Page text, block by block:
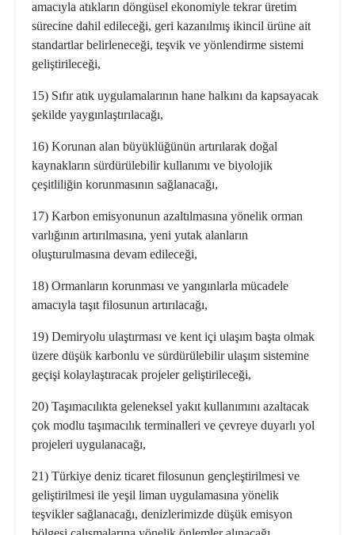
amacıyla atıkların döngüsel ekonomiyle tekrar üretim
sürecine dahil edileceği, geri kazanılmış ikincil ürüne ait
standartlar belirleneceği, teşvik ve yönlendirme sistemi
geliştirileceği,
15) Sıfır atık uygulamalarının hane halkını da kapsayacak
şekilde yaygınlaştırılacağı,
16) Korunan alan büyüklüğünün artırılarak doğal
kaynakların sürdürülebilir kullanımı ve biyolojik
çeşitliliğin korunmasının sağlanacağı,
17) Karbon emisyonunun azaltılmasına yönelik orman
varlığının artırılmasına, yeni yutak alanların
oluşturulmasına devam edileceği,
18) Ormanların korunması ve yangınlarla mücadele
amacıyla taşıt filosunun artırılacağı,
19) Demiryolu ulaştırması ve kent içi ulaşım başta olmak
üzere düşük karbonlu ve sürdürülebilir ulaşım sistemine
geçişi kolaylaştıracak projeler geliştirileceği,
20) Taşımacılıkta geleneksel yakıt kullanımını azaltacak
çok modlu taşımacılık terminalleri ve çevreye duyarlı yol
projeleri uygulanacağı,
21) Türkiye deniz ticaret filosunun gençleştirilmesi ve
geliştirilmesi ile yeşil liman uygulamasına yönelik
teşvikler sağlanacağı, denizlerimizde düşük emisyon